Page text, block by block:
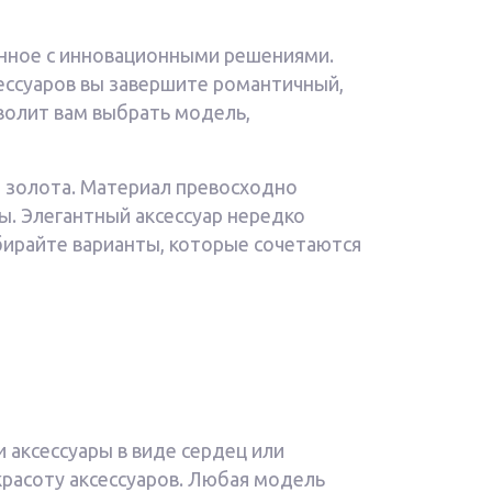
с инновационными решениями.
вы завершите романтичный,
вам выбрать модель,
Материал превосходно
Элегантный аксессуар нередко
варианты, которые сочетаются
в виде сердец или
аксессуаров. Любая модель